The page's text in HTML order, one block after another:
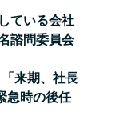
ている会社
諮問委員会
来期、社長
急時の後任